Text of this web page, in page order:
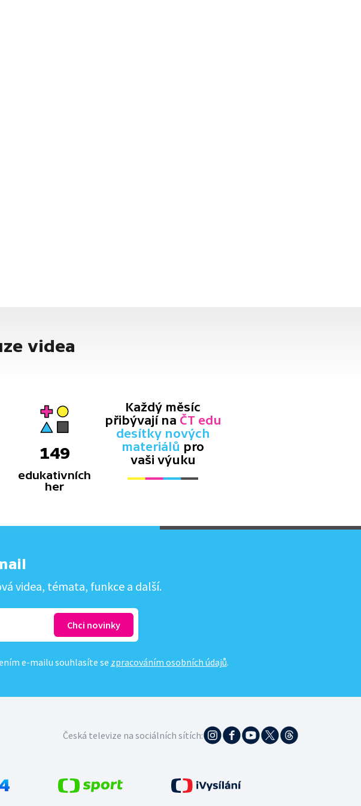
videa
149
edukativních
her
Každý měsíc
přibývají na ČT edu
desítky nových
materiálů pro
vaši výuku
videa, témata, funkce a další.
e-mailu souhlasíte se zpracováním osobních údajů.